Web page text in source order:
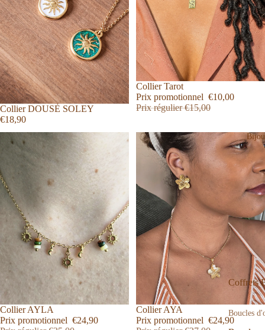
Coffrets
Boucles
Collier DOUSÈ SOLEY
€18,90
Promotion
Collier Tarot
Prix promotionnel €10,00
Prix régulier€15,00
Promotion
Collier AYLA
Prix promotionnel €24,90
Promotion
Collier AYA
Prix promotionnel €24,90